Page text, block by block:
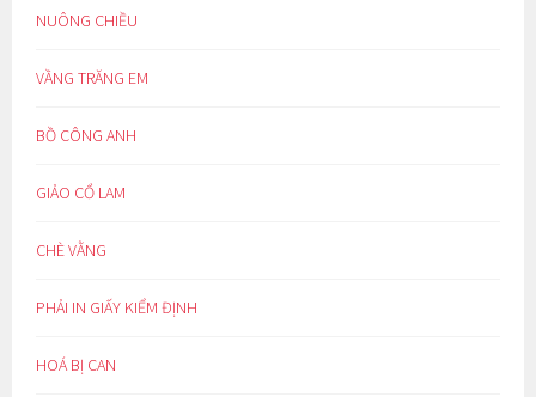
NUÔNG CHIỀU
VẦNG TRĂNG EM
BỒ CÔNG ANH
GIẢO CỔ LAM
CHÈ VẰNG
PHẢI IN GIẤY KIỂM ĐỊNH
HOÁ BỊ CAN